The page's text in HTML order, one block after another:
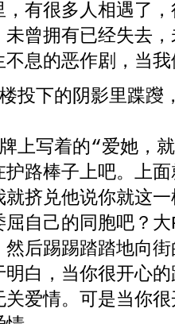
，有很多人相遇了
未曾拥有已经失去
不息的恶作剧，当
投下的阴影里蹀躞
上写着的“爱她，
护路棒子上吧。上
就挤兑他说你就这
屈自己的同胞吧？
然后踢踢踏踏地向
明白，当你很开心
关爱情。可是当你